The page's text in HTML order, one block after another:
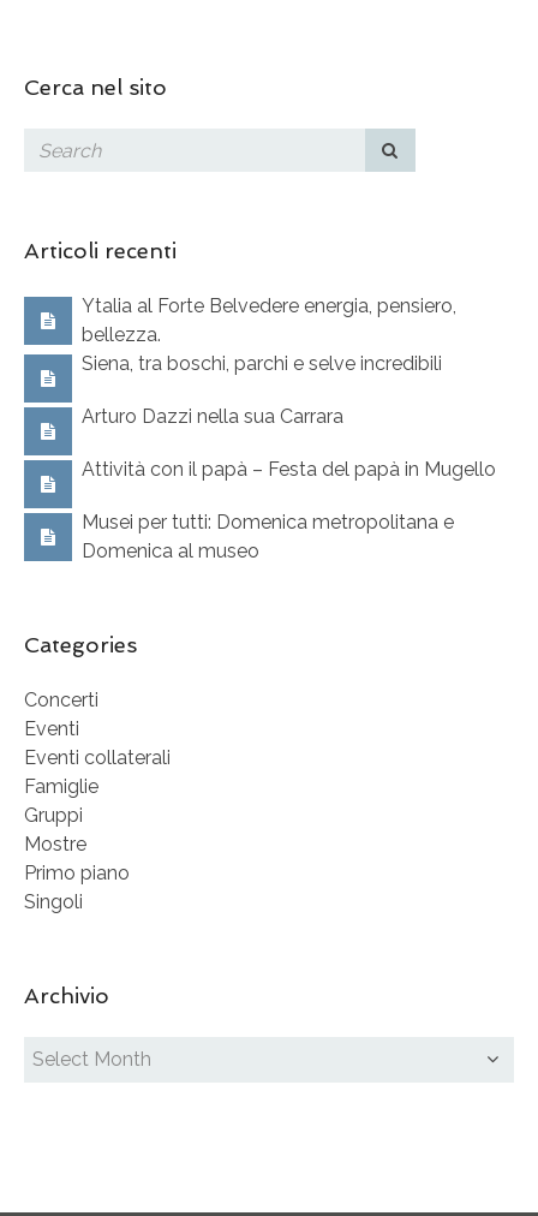
Cerca nel sito
Articoli recenti
Ytalia al Forte Belvedere energia, pensiero,
bellezza.
Siena, tra boschi, parchi e selve incredibili
Arturo Dazzi nella sua Carrara
Attività con il papà – Festa del papà in Mugello
Musei per tutti: Domenica metropolitana e
Domenica al museo
Categories
Concerti
Eventi
Eventi collaterali
Famiglie
Gruppi
Mostre
Primo piano
Singoli
Archivio